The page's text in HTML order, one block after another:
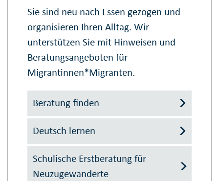
Sie sind neu nach Essen gezogen und
organisieren Ihren Alltag. Wir
unterstützen Sie mit Hinweisen und
Beratungsangeboten für
Migrantinnen*Migranten.
Beratung finden
Deutsch lernen
Schulische Erstberatung für
Neuzugewanderte